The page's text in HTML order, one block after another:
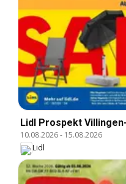
Lidl Prospekt
10.08.2026- 15.08.2026
Lidl